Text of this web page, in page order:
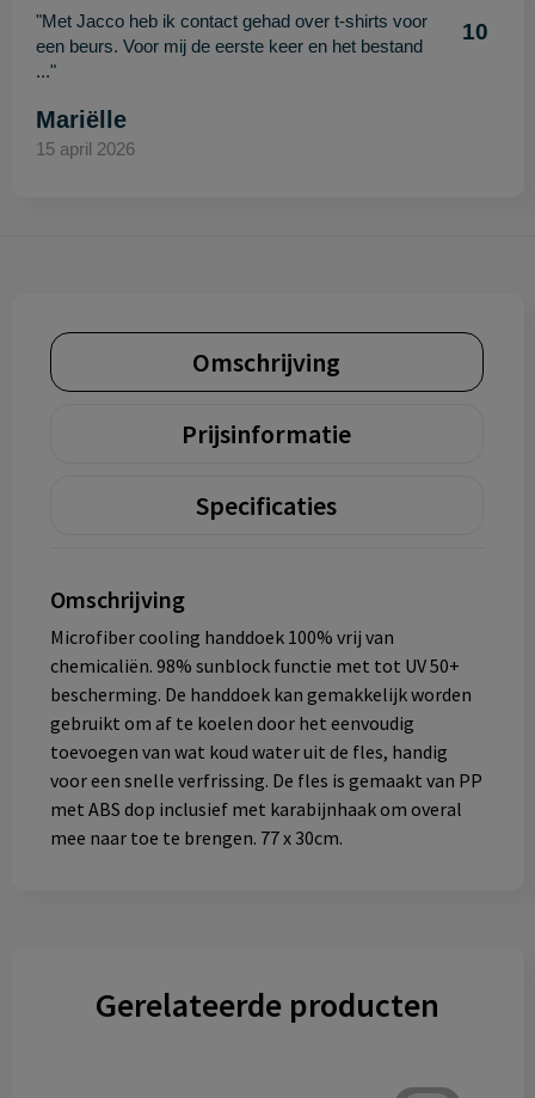
"Met Jacco heb ik contact gehad over t-shirts voor
een beurs. Voor mij de eerste keer en het bestand
..."
10
Mariëlle
15 april 2026
Omschrijving
Prijsinformatie
Specificaties
Omschrijving
Microfiber cooling handdoek 100% vrij van
chemicaliën. 98% sunblock functie met tot UV 50+
bescherming. De handdoek kan gemakkelijk worden
gebruikt om af te koelen door het eenvoudig
toevoegen van wat koud water uit de fles, handig
voor een snelle verfrissing. De fles is gemaakt van PP
met ABS dop inclusief met karabijnhaak om overal
mee naar toe te brengen. 77 x 30cm.
Gerelateerde producten